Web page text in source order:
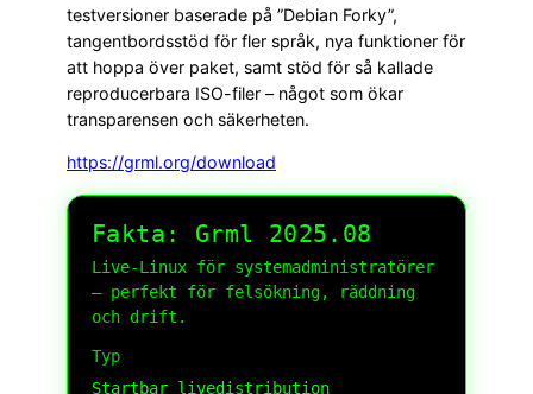
testversioner baserade på ”Debian Forky”,
tangentbordsstöd för fler språk, nya funktioner för
att hoppa över paket, samt stöd för så kallade
reproducerbara ISO-filer – något som ökar
transparensen och säkerheten.
https://grml.org/download
Fakta: Grml 2025.08
Live-Linux för systemadministratörer
– perfekt för felsökning, räddning
och drift.
Typ
Startbar livedistribution